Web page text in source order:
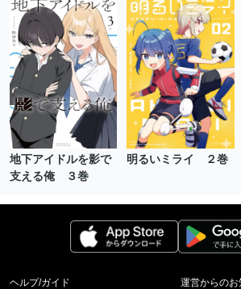
地下アイドルを影で
支える俺 ３巻
明るいミライ ２巻
ヘルプ/ガイド 運営からのお